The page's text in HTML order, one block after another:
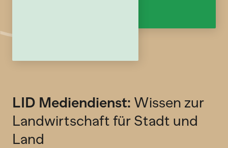
LID Mediendienst: Wissen zur
Landwirtschaft für Stadt und
Land